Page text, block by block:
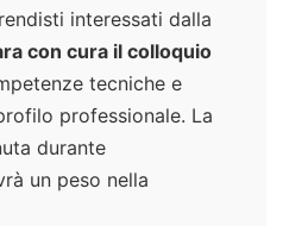
interessati dalla
con cura il colloquio
tecniche e
professionale. La
durante
un peso nella